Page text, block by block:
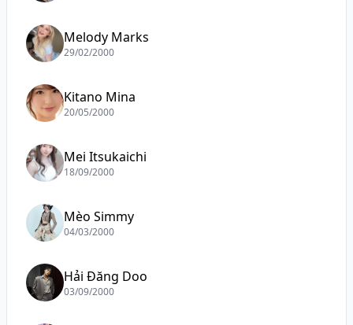
Melody Marks
29/02/2000
Kitano Mina
20/05/2000
Mei Itsukaichi
18/09/2000
Mèo Simmy
04/03/2000
Hải Đăng Doo
03/09/2000